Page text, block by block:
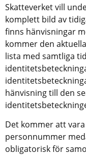
Skatteverket vill
komplett bild av
finns hänvisningar
kommer den
lista med samtliga
hänvisning till den
Det kommer att
personnummer
obligatorisk för